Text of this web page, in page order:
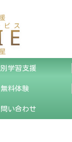
学習支援
無料体験
い合わせ